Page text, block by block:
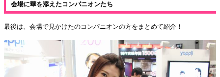
会場に華を添えたコンパニオンたち
最後は、会場で見かけたのコンパニオンの方をまとめて紹介！